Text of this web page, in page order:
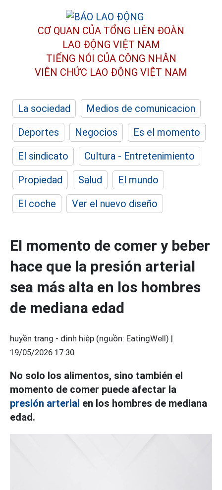
CƠ QUAN CỦA TỔNG LIÊN ĐOÀN
LAO ĐỘNG VIỆT NAM
TIẾNG NÓI CỦA CÔNG NHÂN
VIÊN CHỨC LAO ĐỘNG VIỆT NAM
La sociedad
Medios de comunicacion
Deportes
Negocios
Es el momento
El sindicato
Cultura - Entretenimiento
Propiedad
Salud
El mundo
El coche
Ver el nuevo diseño
El momento de comer y beber
hace que la presión arterial
sea más alta en los hombres
de mediana edad
huyền trang - đinh hiệp (nguồn: EatingWell) |
19/05/2026 17:30
No solo los alimentos, sino también el
momento de comer puede afectar la
presión arterial en los hombres de mediana
edad.